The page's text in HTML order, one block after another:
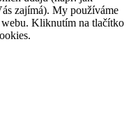
zajímá). My používáme
Kliknutím na tlačítko